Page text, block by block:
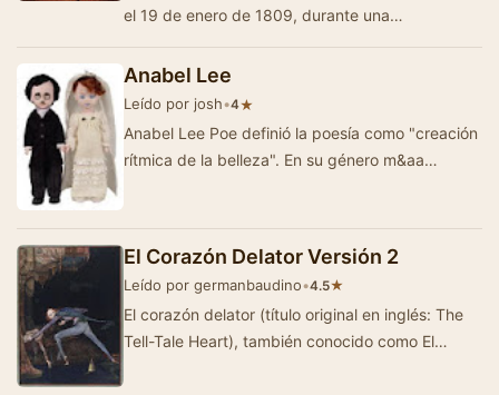
el 19 de enero de 1809, durante una
acto…
Anabel Lee
Leído por josh•4★
Anabel Lee Poe definió la poesía como "creación
rítmica de la belleza". En su género m&aa…
El Corazón Delator Versión 2
Leído por germanbaudino•4.5★
El corazón delator (título original en inglés: The
Tell-Tale Heart), también conocido como El